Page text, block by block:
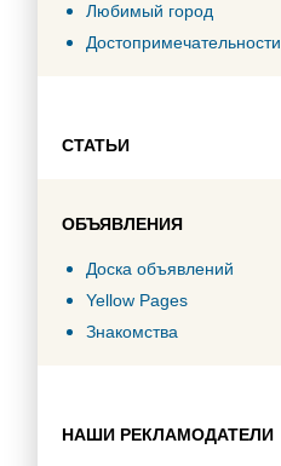
Любимый город
Достопримечательности
СТАТЬИ
ОБЪЯВЛЕНИЯ
Доска объявлений
Yellow Pages
Знакомства
НАШИ РЕКЛАМОДАТЕЛИ